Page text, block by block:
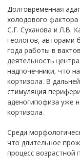
Долговременная
холодового
С.Г. Суханова и Л.В.
геологов, авторами
года работы в
деятельность
надпочечники, что
кортизола. В
стимуляция
аденогипофиза уже
кортизола.
Среди
что длительное
процесс возрастной